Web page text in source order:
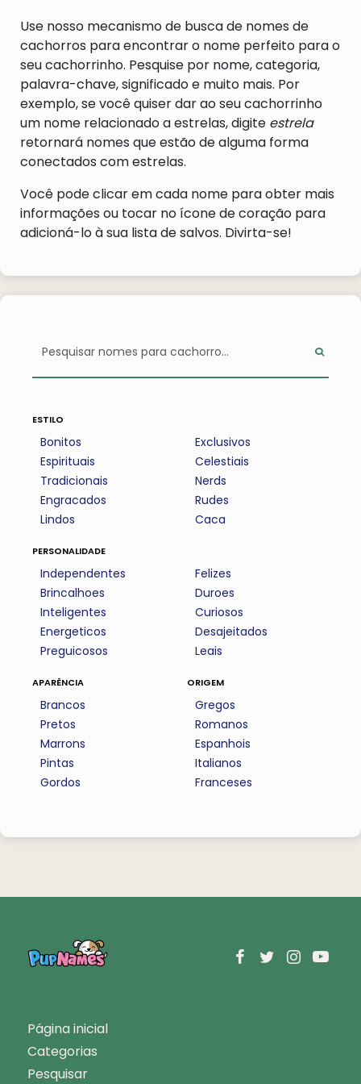
tornando-se o primeiro governante de toda
a Grã-Bretanha, e o nome tornou-se muito
mais popular. Nas estatísticas de nomes
americanos (registradas desde 1880), esse
nome nunca saiu do top 20, tornando-o
indiscutivelmente o nome mais popular da
época. Foi o nome mais bem classificado
para meninos nos Estados Unidos de 1940 a
1952. Portadores famosos incluem o
(1728-1779), o inventor escocês James
Watt (1736-1819) e o romancista e poeta
irlandês James Joyce (1882-1941). Este
portador fictício é o espião britânico James
Bond, criado pelo autor Ian Fleming.
Use nosso mecanismo de busca de nomes de
cachorros para encontrar o nome perfeito para o
seu cachorrinho. Pesquise por nome, categoria,
palavra-chave, significado e muito mais. Por
exemplo, se você quiser dar ao seu cachorrinho
um nome relacionado a estrelas, digite estrela
retornará nomes que estão de alguma forma
conectados com estrelas.
Você pode clicar em cada nome para obter mais
informações ou tocar no ícone de coração para
adicioná-lo à sua lista de salvos. Divirta-se!
estilo
Bonitos
Espirituais
Tradicionais
Engracados
Lindos
Exclusivos
Celestiais
Nerds
Rudes
Caca
personalidade
Independentes
Brincalhoes
Inteligentes
Energeticos
Preguicosos
Felizes
Duroes
Curiosos
Desajeitados
Leais
aparência
Brancos
Pretos
Marrons
Pintas
Gordos
origem
Gregos
Romanos
Espanhois
Italianos
Franceses
Página inicial
Categorias
Pesquisar